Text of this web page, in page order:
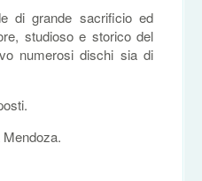
di grande sacrificio ed
studioso e storico del
numerosi dischi sia di
Mendoza.